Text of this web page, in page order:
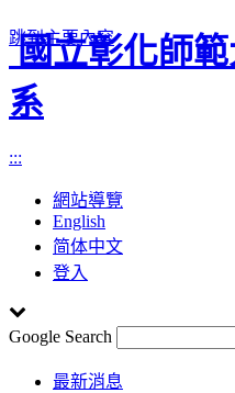
跳到主要內容
國立彰化師
系
:::
網站導覽
English
简体中文
登入
Google Search
Toggle最新消息